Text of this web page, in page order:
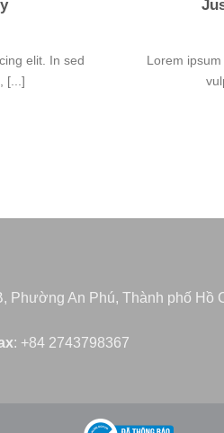
elit. In sed
[...]
Lorem
Phường An Phú, Thành phố Hồ
: +84 2743798367